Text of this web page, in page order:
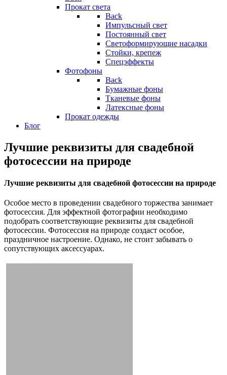
Прокат света
Back
Импульсный свет
Постоянный свет
Светоформирующие насадки
Стойки, крепеж
Спецэффекты
Фотофоны
Back
Бумажные фоны
Тканевые фоны
Латексные фоны
Прокат одежды
Блог
Лучшие реквизиты для свадебной
фотосессии на природе
Лучшие реквизиты для свадебной фотосессии на природе
Особое место в проведении свадебного торжества занимает
фотосессия. Для эффектной фотографии необходимо
подобрать соответствующие реквизиты для свадебной
фотосессии. Фотосессия на природе создаст особое,
праздничное настроение. Однако, не стоит забывать о
сопутствующих аксессуарах.